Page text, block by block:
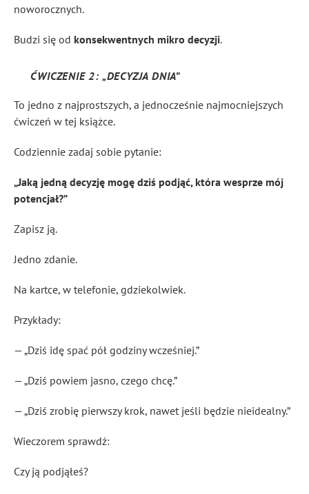
noworocznych.
Budzi się od konsekwentnych mikro decyzji.
ĆWICZENIE 2: „DECYZJA DNIA”
To jedno z najprostszych, a jednocześnie najmocniejszych
ćwiczeń w tej książce.
Codziennie zadaj sobie pytanie:
„Jaką jedną decyzję mogę dziś podjąć, która wesprze mój
potencjał?”
Zapisz ją.
Jedno zdanie.
Na kartce, w telefonie, gdziekolwiek.
Przykłady:
— „Dziś idę spać pół godziny wcześniej.”
— „Dziś powiem jasno, czego chcę.”
— „Dziś zrobię pierwszy krok, nawet jeśli będzie nieidealny.”
Wieczorem sprawdź:
Czy ją podjąłeś?